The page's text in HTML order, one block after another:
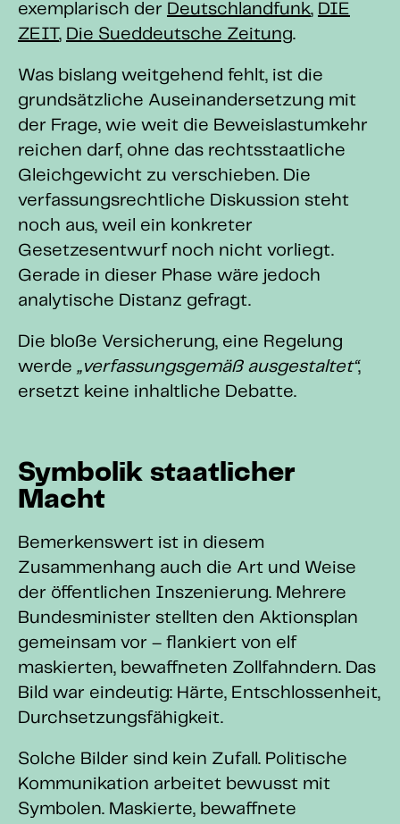
exemplarisch der Deutschlandfunk, DIE
ZEIT , Die Sueddeutsche Zeitung.
Was bislang weitgehend fehlt, ist die
grundsätzliche Auseinandersetzung mit
der Frage, wie weit die Beweislastumkehr
reichen darf, ohne das rechtsstaatliche
Gleichgewicht zu verschieben. Die
verfassungsrechtliche Diskussion steht
noch aus, weil ein konkreter
Gesetzesentwurf noch nicht vorliegt.
Gerade in dieser Phase wäre jedoch
analytische Distanz gefragt.
Die bloße Versicherung, eine Regelung
werde „verfassungsgemäß ausgestaltet“,
ersetzt keine inhaltliche Debatte.
Symbolik staatlicher
Macht
Bemerkenswert ist in diesem
Zusammenhang auch die Art und Weise
der öffentlichen Inszenierung. Mehrere
Bundesminister stellten den Aktionsplan
gemeinsam vor – flankiert von elf
maskierten, bewaffneten Zollfahndern. Das
Bild war eindeutig: Härte, Entschlossenheit,
Durchsetzungsfähigkeit.
Solche Bilder sind kein Zufall. Politische
Kommunikation arbeitet bewusst mit
Symbolen. Maskierte, bewaffnete